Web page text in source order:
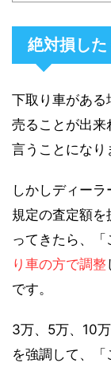
絶対損し
下取り車がある
売ることが出来
言うことになり
しかしディー
規定の査定額を
ってきたら、「
り車の方で調整
です。
3万、5万、10
を強調して、